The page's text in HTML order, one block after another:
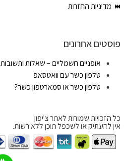
מדיניות החזרות
פוסטים אחרונים
אופניים חשמליים – שאלות ותשובות
טלפון כשר עם וואטסאפ
טלפון כשר או סמארטפון כשר?
כל הזכויות שמורות לאתר צ'יפון
אין להעתיק או לשכפל תוכן ללא רשות.